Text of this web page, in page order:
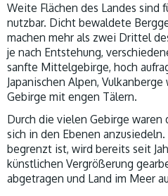
Weite Flächen des Landes sind
nutzbar. Dicht bewaldete
machen mehr als zwei Drittel
je nach Entstehung,
sanfte Mittelgebirge, hoch
Japanischen Alpen,
Gebirge mit engen Tälern.
Durch die vielen Gebirge
sich in den Ebenen anzusiedeln.
begrenzt ist, wird bereits seit
künstlichen Vergrößerung
abgetragen und Land im Meer